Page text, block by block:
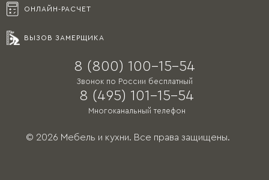
ОНЛАЙН-РАСЧЕТ
ВЫЗОВ ЗАМЕРЩИКА
8 (800) 100-15-54
Звонок по России бесплатный
8 (495) 101-15-54
Многоканальный телефон
© 2026 Мебель и кухни. Все права защищены.